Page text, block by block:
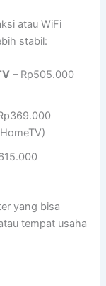
atau WiFi
stabil:
– Rp505.000
yang bisa
tempat usaha